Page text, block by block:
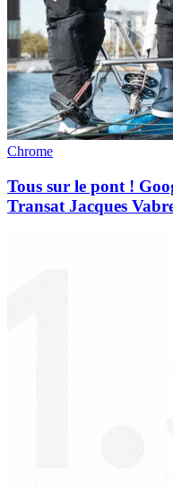
Chrome
Tous sur le pont !
Transat Jacques